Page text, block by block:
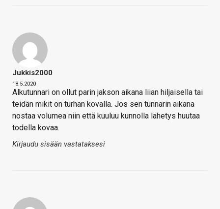
Jukkis2000
18.5.2020
Alkutunnari on ollut parin jakson aikana liian hiljaisella tai
teidän mikit on turhan kovalla. Jos sen tunnarin aikana
nostaa volumea niin että kuuluu kunnolla lähetys huutaa
todella kovaa.
Kirjaudu sisään vastataksesi